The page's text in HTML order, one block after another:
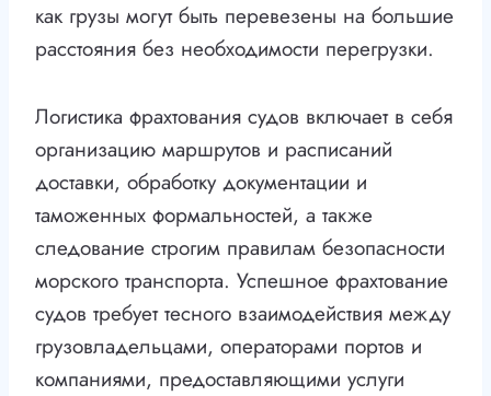
как грузы могут быть перевезены на большие
расстояния без необходимости перегрузки.
Логистика фрахтования судов включает в себя
организацию маршрутов и расписаний
доставки, обработку документации и
таможенных формальностей, а также
следование строгим правилам безопасности
морского транспорта. Успешное фрахтование
судов требует тесного взаимодействия между
грузовладельцами, операторами портов и
компаниями, предоставляющими услуги